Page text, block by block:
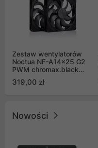
Zestaw wentylatorów
Noctua NF-A14x25 G2
PWM chromax.black
Push Pull (2szt)
319,00 zł
Nowości